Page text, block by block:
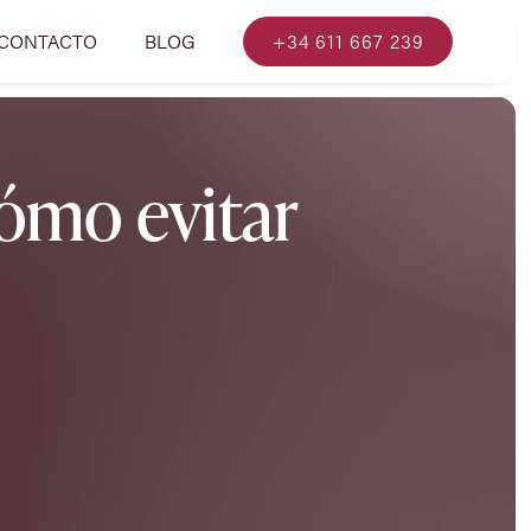
BLOG +34 611 667 239
evitar